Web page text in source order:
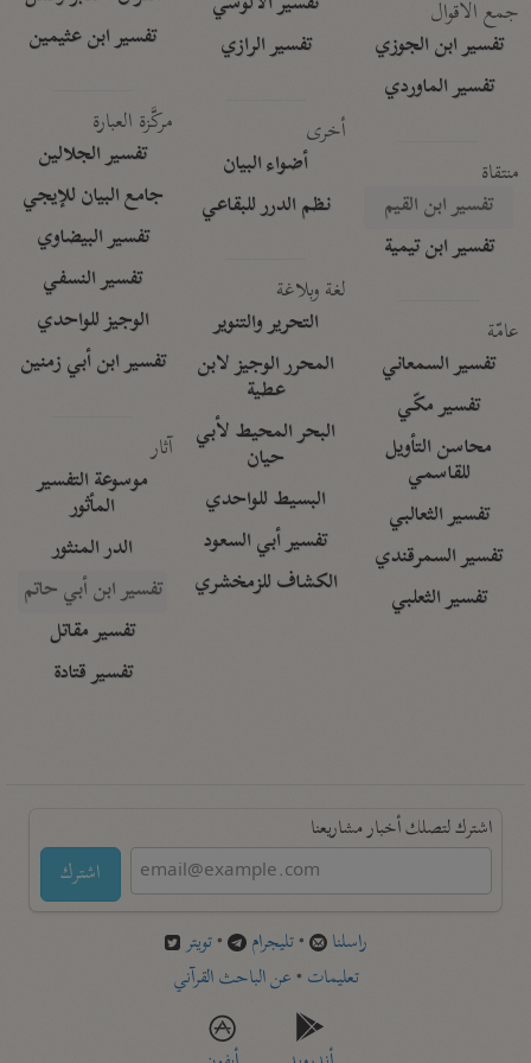
جمع الأقوال
تفسير ابن الجوزي
تفسير الماوردي
منتقاة
تفسير ابن القيم
تفسير ابن تيمية
عامّة
تفسير السمعاني
تفسير مكّي
محاسن التأويل
للقاسمي
تفسير الثعالبي
تفسير السمرقندي
تفسير الثعلبي
تفسير الرازي
أخرى
أضواء البيان
نظم الدرر للبقاعي
لغة وبلاغة
التحرير والتنوير
المحرر الوجيز لابن
عطية
البحر المحيط لأبي
حيان
البسيط للواحدي
تفسير أبي السعود
الكشاف للزمخشري
تفسير ابن عثيمين
مركَّزة العبارة
تفسير الجلالين
جامع البيان للإيجي
تفسير البيضاوي
تفسير النسفي
الوجيز للواحدي
تفسير ابن أبي زمنين
آثار
موسوعة التفسير
المأثور
الدر المنثور
تفسير ابن أبي حاتم
تفسير مقاتل
تفسير قتادة
اشترك لتصلك أخبار مشاريعنا
اشترك
راسلنا •تليجرام •تويتر
تعليمات •عن الباحث القرآني